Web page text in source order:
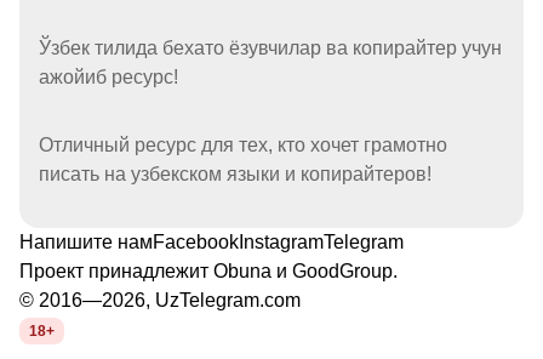
Ўзбек тилида бехато ёзувчилар ва копирайтер учун
ажойиб ресурс!
Отличный ресурс для тех, кто хочет грамотно
писать на узбекском языки и копирайтеров!
Напишите намFacebook InstagramTelegram
Проект принадлежит Obuna и GoodGroup.
© 2016—2026, UzTelegram.com
18+